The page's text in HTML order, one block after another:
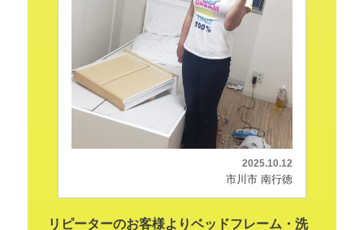
2025.10.12
市川市 南行徳
リピーターのお客様よりベッドフレーム・洗